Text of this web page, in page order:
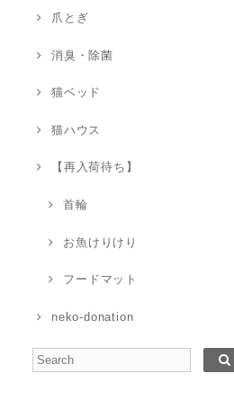
爪とぎ
消臭・除菌
猫ベッド
猫ハウス
【再入荷待ち】
首輪
お魚けりけり
フードマット
neko-donation